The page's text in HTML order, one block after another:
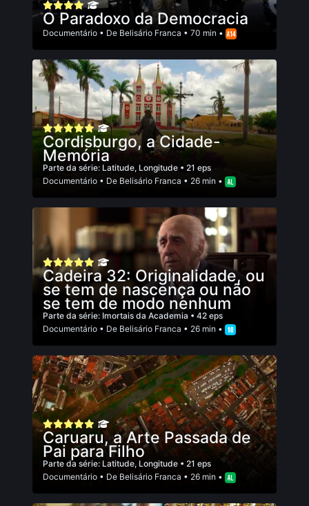
O Paradoxo da Democracia
Documentário • De Belisário Franca • 70 min •
Cordisburgo, a Cidade-
Memória
Parte da série: Latitude, Longitude • 21 eps
Documentário • De Belisário Franca • 26 min •
Cadeira 32: Originalidade, ou
se tem de nascença ou não
se tem de modo nenhum
Parte da série: Imortais da Academia • 42 eps
Documentário • De Belisário Franca • 26 min •
Caruaru, a Arte Passada de
Pai para Filho
Parte da série: Latitude, Longitude • 21 eps
Documentário • De Belisário Franca • 26 min •